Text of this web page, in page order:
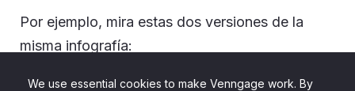
We use essential cookies to make Venngage work. By
Por ejemplo, mira estas dos versiones de la
misma infografía: